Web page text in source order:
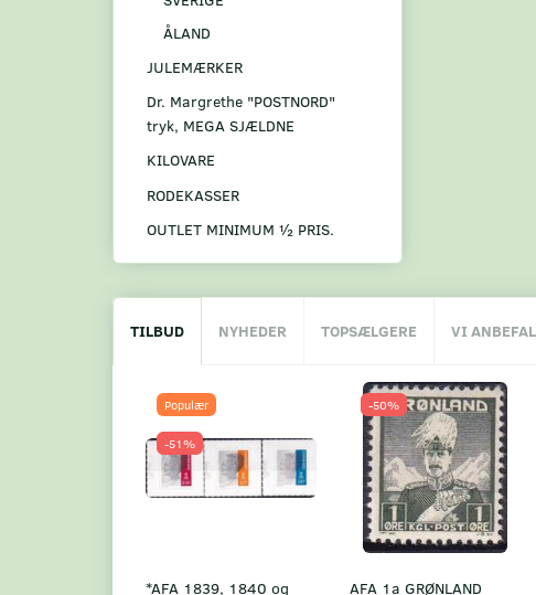
ÅLAND
JULEMÆRKER
Dr. Margrethe "POSTNORD"
tryk, MEGA SJÆLDNE
KILOVARE
RODEKASSER
OUTLET MINIMUM ½ PRIS.
TILBUD NYHEDER TOPSÆLGERE VI
Populær
-51%
*AFA 1839, 1840 og
-50%
AFA 1a GRØNLAND